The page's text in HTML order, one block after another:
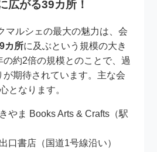
広がる39カ所！
マルシェの最大の魅力は、会
カ所に及ぶという規模の大き
の約2倍の規模とのことで、過
期待されています。主な会
となります。
やま Books Arts & Crafts（駅
口書店（国道1号線沿い）